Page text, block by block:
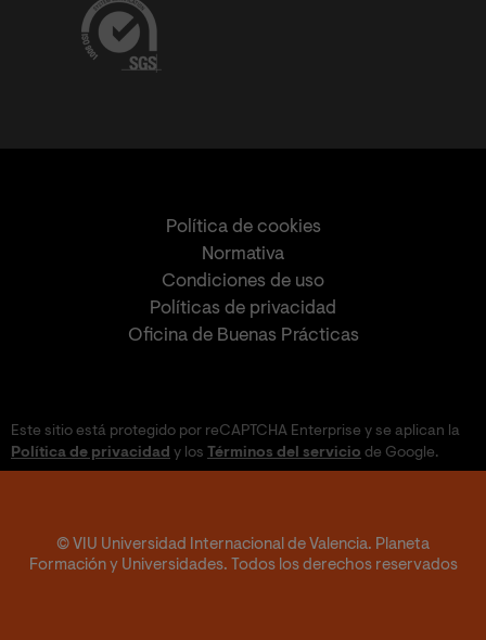
Política de cookies
Normativa
Condiciones de uso
Políticas de privacidad
Oficina de Buenas Prácticas
Este sitio está protegido por reCAPTCHA Enterprise y se aplican la
Política de privacidad y los Términos del servicio de Google.
© VIU Universidad Internacional de Valencia. Planeta
Formación y Universidades. Todos los derechos reservados